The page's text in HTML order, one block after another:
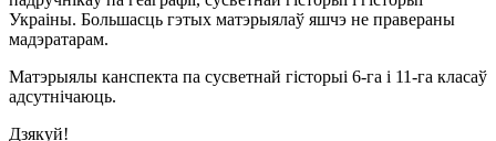
Украіны. Большасць гэтых матэрыялаў яшчэ не правераны
мадэратарам.
Матэрыялы канспекта па сусветнай гісторыі 6-га і 11-га класаў
адсутнічаюць.
Дзякуй!